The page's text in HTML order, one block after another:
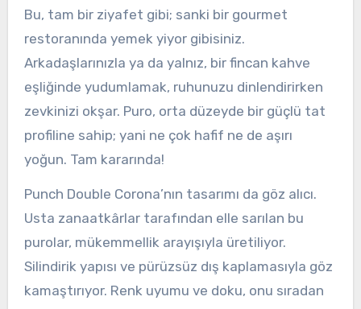
Bu, tam bir ziyafet gibi; sanki bir gourmet
restoranında yemek yiyor gibisiniz.
Arkadaşlarınızla ya da yalnız, bir fincan kahve
eşliğinde yudumlamak, ruhunuzu dinlendirirken
zevkinizi okşar. Puro, orta düzeyde bir güçlü tat
profiline sahip; yani ne çok hafif ne de aşırı
yoğun. Tam kararında!
Punch Double Corona’nın tasarımı da göz alıcı.
Usta zanaatkârlar tarafından elle sarılan bu
purolar, mükemmellik arayışıyla üretiliyor.
Silindirik yapısı ve pürüzsüz dış kaplamasıyla göz
kamaştırıyor. Renk uyumu ve doku, onu sıradan